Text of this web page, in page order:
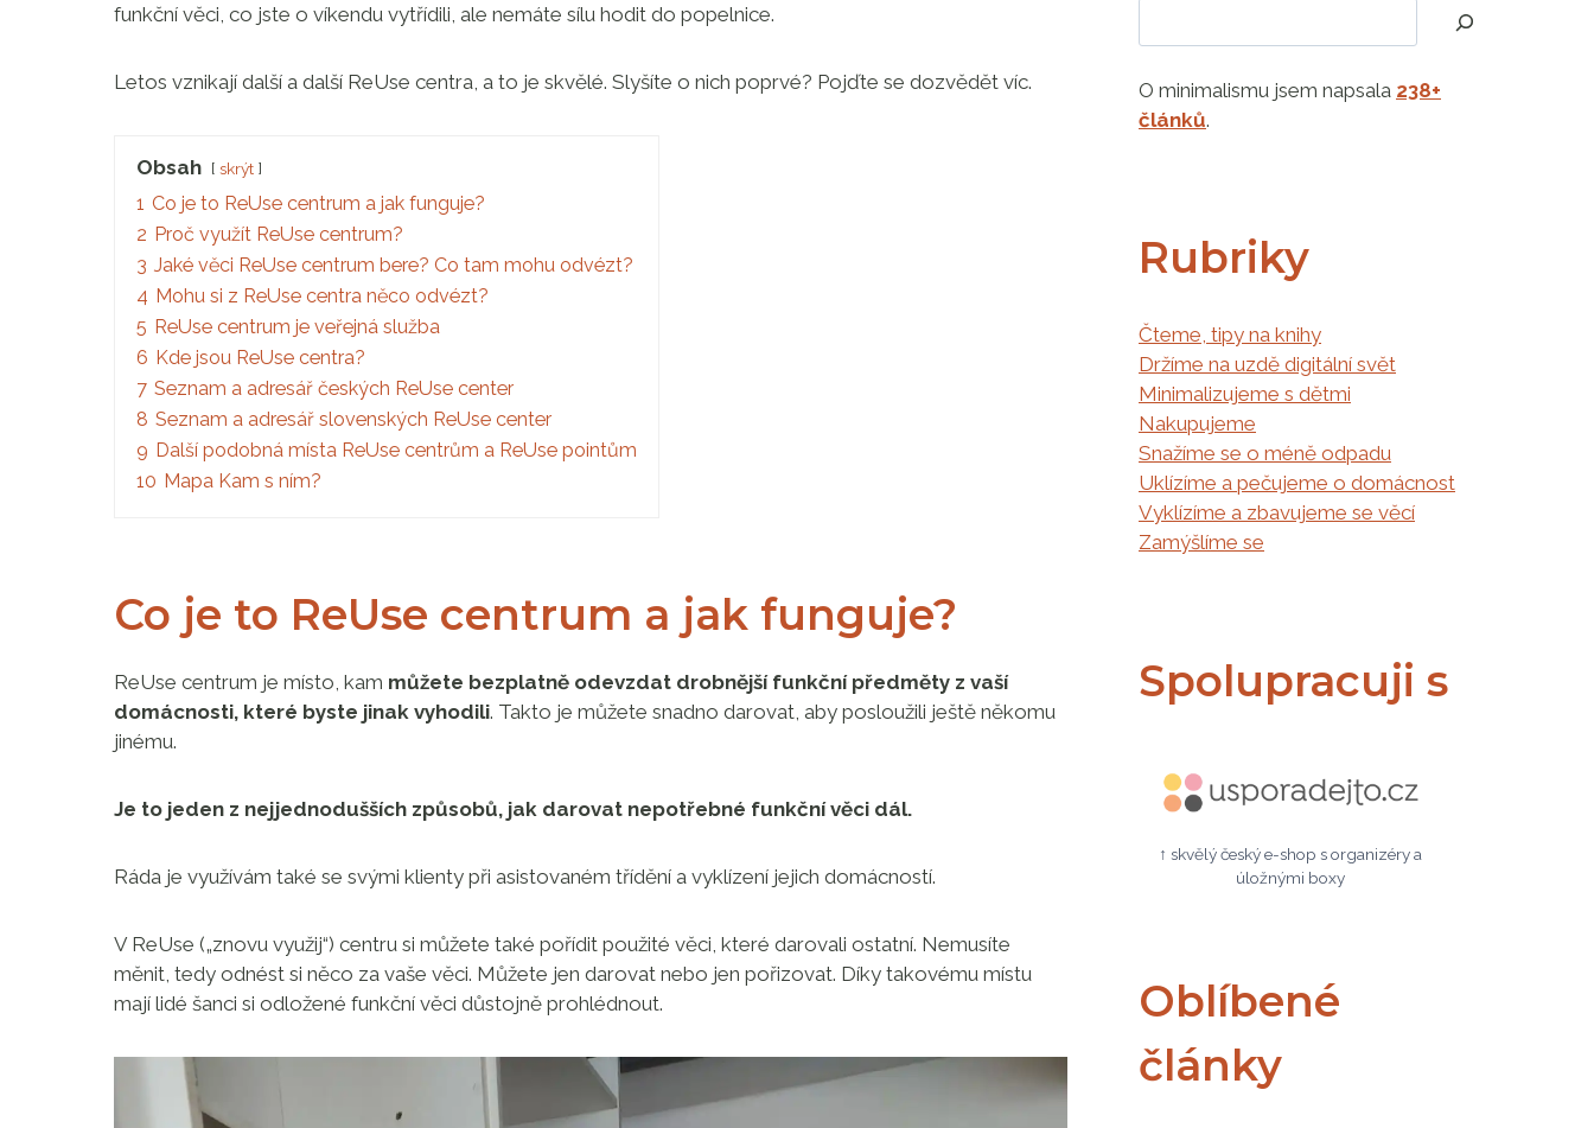
funkční věci, co jste o víkendu vytřídili, ale nemáte sílu hodit do popelnice.
Letos vznikají další a další ReUse centra, a to je skvělé. Slyšíte o nich poprvé? Pojďte se dozvědět víc.
Obsah skrýt
1 Co je to ReUse centrum a jak funguje?
2 Proč využít ReUse centrum?
3 Jaké věci ReUse centrum bere? Co tam mohu odvézt?
4 Mohu si z ReUse centra něco odvézt?
5 ReUse centrum je veřejná služba
6 Kde jsou ReUse centra?
7 Seznam a adresář českých ReUse center
8 Seznam a adresář slovenských ReUse center
9 Další podobná místa ReUse centrům a ReUse pointům
10 Mapa Kam s ním?
Co je to ReUse centrum a jak funguje?
ReUse centrum je místo, kam můžete bezplatně odevzdat drobnější funkční předměty z vaší
domácnosti, které byste jinak vyhodili. Takto je můžete snadno darovat, aby posloužili ještě někomu
jinému.
Je to jeden z nejjednodušších způsobů, jak darovat nepotřebné funkční věci dál.
Ráda je využívám také se svými klienty při asistovaném třídění a vyklízení jejich domácností.
V ReUse („znovu využij“) centru si můžete také pořídit použité věci, které darovali ostatní. Nemusíte
měnit, tedy odnést si něco za vaše věci. Můžete jen darovat nebo jen pořizovat. Díky takovému místu
mají lidé šanci si odložené funkční věci důstojně prohlédnout.
O minimalismu jsem napsala 238+
článků.
Rubriky
Čteme, tipy na knihy
Držíme na uzdě digitální svět
Minimalizujeme s dětmi
Nakupujeme
Snažíme se o méně odpadu
Uklízíme a pečujeme o domácnost
Vyklízíme a zbavujeme se věcí
Zamýšlíme se
Spolupracuji s
↑ skvělý český e-shop s organizéry a
úložnými boxy
Oblíbené
články